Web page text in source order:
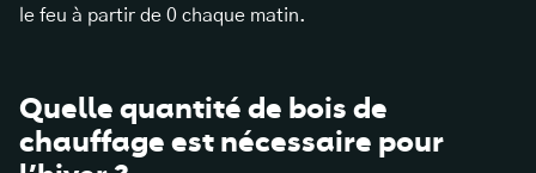
le feu à partir de 0 chaque matin.
Quelle quantité de bois de
chauffage est nécessaire pour